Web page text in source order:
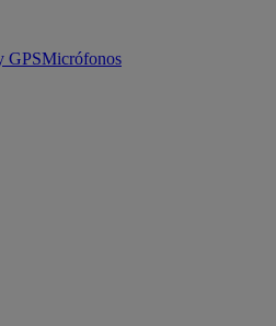
GPSMicrófonos